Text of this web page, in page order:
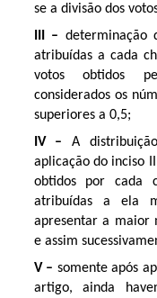
se a divisão dos
III – determinação
atribuídas a cada
votos obtidos
considerados os
superiores a 0,5;
IV – A
aplicação do inciso
obtidos por cada
atribuídas a ela
apresentar a maior
e assim
V – somente após
artigo, ainda